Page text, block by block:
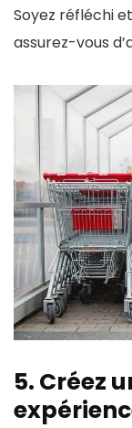
Soyez réfléchi
assurez-vous
5. Créez